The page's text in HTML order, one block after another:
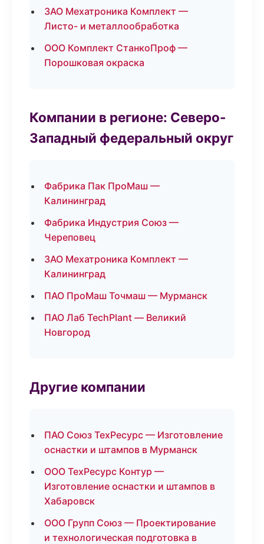
ЗАО Мехатроника Комплект —
Листо- и металлообработка
ООО Комплект СтанкоПроф —
Порошковая окраска
Компании в регионе: Северо-
Западный федеральный округ
Фабрика Пак ПроМаш —
Калининград
Фабрика Индустрия Союз —
Череповец
ЗАО Мехатроника Комплект —
Калининград
ПАО ПроМаш Точмаш — Мурманск
ПАО Лаб TechPlant — Великий
Новгород
Другие компании
ПАО Союз ТехРесурс — Изготовление
оснастки и штампов в Мурманск
ООО ТехРесурс Контур —
Изготовление оснастки и штампов в
Хабаровск
ООО Групп Союз — Проектирование
и технологическая подготовка в